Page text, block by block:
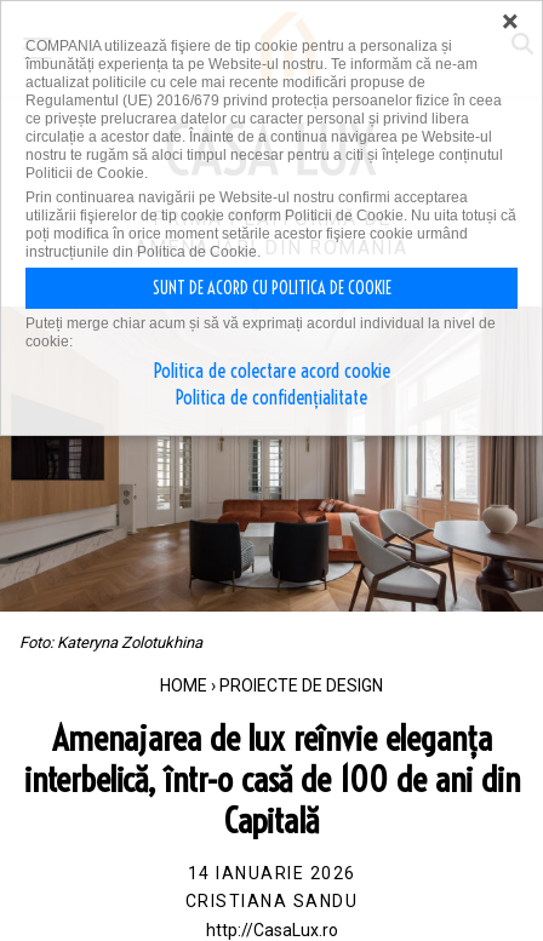
PRIMA PLATFORMĂ DE
AMENAJĂRI DIN ROMÂNIA
Foto: Kateryna Zolotukhina
HOME › PROIECTE DE DESIGN
Amenajarea de lux reînvie eleganța
interbelică, într-o casă de 100 de ani din
Capitală
14 IANUARIE 2026
CRISTIANA SANDU
http://CasaLux.ro
×
COMPANIA utilizează fişiere de tip cookie pentru a personaliza și
îmbunătăți experiența ta pe Website-ul nostru. Te informăm că ne-am
actualizat politicile cu cele mai recente modificări propuse de
Regulamentul (UE) 2016/679 privind protecția persoanelor fizice în ceea
ce privește prelucrarea datelor cu caracter personal și privind libera
circulație a acestor date. Înainte de a continua navigarea pe Website-ul
nostru te rugăm să aloci timpul necesar pentru a citi și înțelege conținutul
Politicii de Cookie.
Prin continuarea navigării pe Website-ul nostru confirmi acceptarea
utilizării fişierelor de tip cookie conform Politicii de Cookie. Nu uita totuși că
poți modifica în orice moment setările acestor fişiere cookie urmând
instrucțiunile din Politica de Cookie.
SUNT DE ACORD CU POLITICA DE COOKIE
Puteți merge chiar acum și să vă exprimați acordul individual la nivel de
cookie:
Politica de colectare acord cookie
Politica de confidențialitate